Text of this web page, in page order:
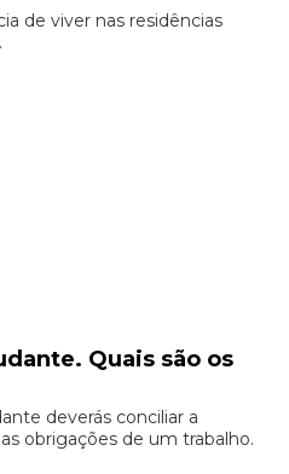
de viver nas residências
Quais são os
deverás conciliar a
obrigações de um trabalho.